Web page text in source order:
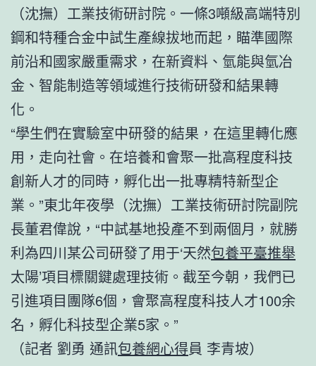
（沈撫）工業技術研討院。一條3噸級高端特別
鋼和特種合金中試生產線拔地而起，瞄準國際
前沿和國家嚴重需求，在新資料、氫能與氫冶
金、智能制造等領域進行技術研發和結果轉
化。
“學生們在實驗室中研發的結果，在這里轉化應
用，走向社會。在培養和會聚一批高程度科技
創新人才的同時，孵化出一批專精特新型企
業。”東北年夜學（沈撫）工業技術研討院副院
長董君偉說，“中試基地投產不到兩個月，就勝
利為四川某公司研發了用于‘天然包養平臺推舉
太陽’項目標關鍵處理技術。截至今朝，我們已
引進項目團隊6個，會聚高程度科技人才100余
名，孵化科技型企業5家。”
（記者 劉勇 通訊包養網心得員 李青坡）